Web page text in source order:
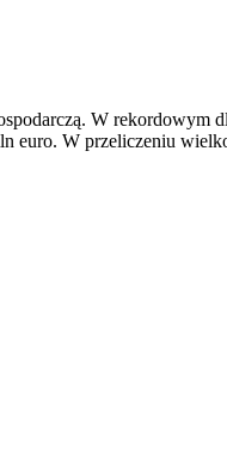
W rekordowym
euro. W przeliczeniu